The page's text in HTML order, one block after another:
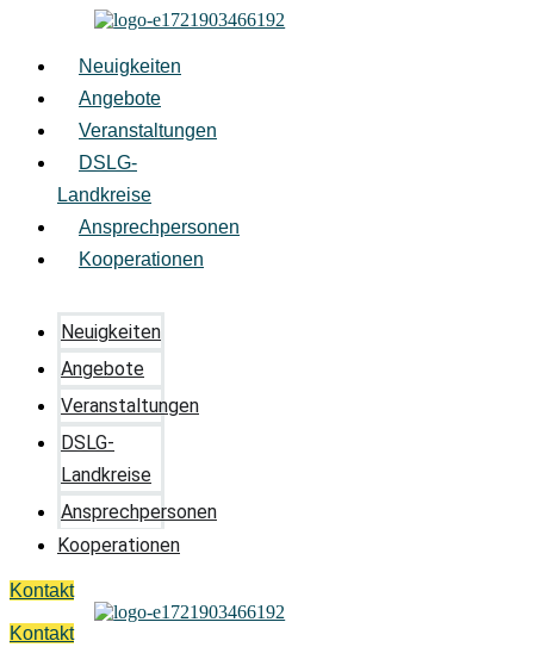
springen
Neuigkeiten
Angebote
Veranstaltungen
DSLG-
Landkreise
Ansprechpersonen
Kooperationen
Neuigkeiten
Angebote
Veranstaltungen
DSLG-
Landkreise
Ansprechpersonen
Kooperationen
Kontakt
Kontakt